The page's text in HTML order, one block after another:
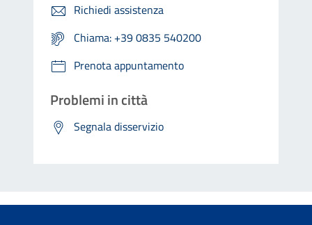
Richiedi assistenza
Chiama: +39 0835 540200
Prenota appuntamento
Problemi in città
Segnala disservizio